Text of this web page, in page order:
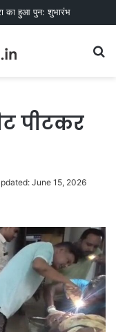
का हुआ पुन: शुभारंभ
पीटकर
June 15, 2026